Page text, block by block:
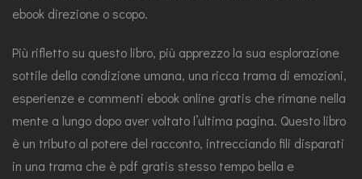
ebook direzione o scopo.
Più rifletto su questo libro, più apprezzo la sua esplorazione
sottile della condizione umana, una ricca trama di emozioni,
esperienze e commenti ebook online gratis che rimane nella
mente a lungo dopo aver voltato l’ultima pagina. Questo libro
è un tributo al potere del racconto, intrecciando fili disparati
in una trama che è pdf gratis stesso tempo bella e